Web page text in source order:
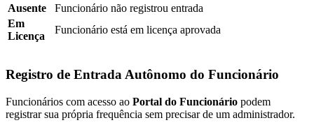
Ausente
Funcionário não registrou entrada
Em
Licença
Funcionário está em licença aprovada
Registro de Entrada Autônomo do Funcionário
Funcionários com acesso ao Portal do Funcionário podem
registrar sua própria frequência sem precisar de um administrador.